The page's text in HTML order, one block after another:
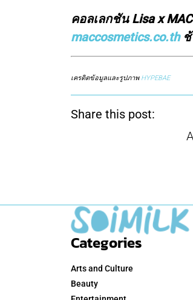
คอลเลกชัน Lisa x
maccosmetics.co.thช้
เครดิตข้อมูลและรูปภาพ HYPEBAE
Share this post:
Categories
Arts and Culture
Beauty